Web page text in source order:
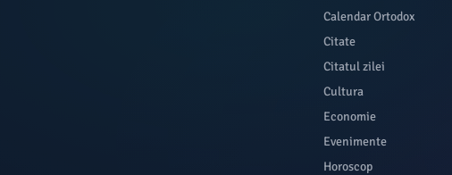
Calendar Ortodox
Citate
Citatul zilei
Cultura
Economie
Evenimente
Horoscop